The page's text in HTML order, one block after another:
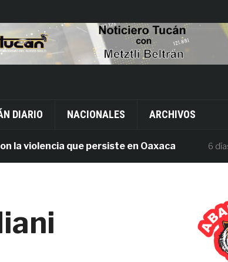
DIARIO NACIONALES ARCHIVOS
que persiste en Oaxaca 6 días ago